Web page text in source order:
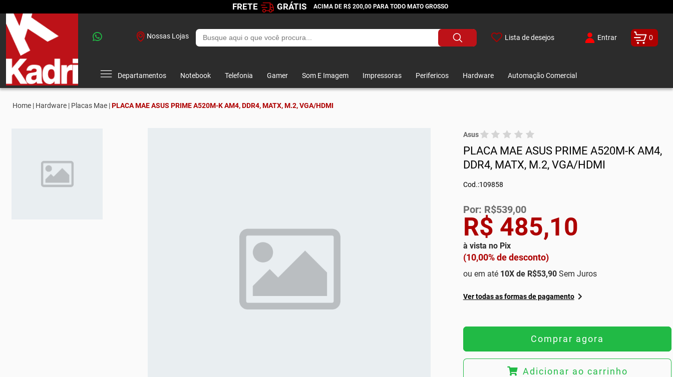
FRETE GRÁTIS ACIMA DE R$ 200,00 PARA TODO MATO GROSSO
Nossas Lojas Lista de desejos Entrar 0
Departamentos Notebook Telefonia Gamer Som E Imagem Impressoras Perifericos Hardware Automação Comercial
Home | Hardware | Placas Mae |PLACA MAE ASUS PRIME A520M-K AM4, DDR4, MATX, M.2, VGA/HDMI
Asus
PLACA MAE ASUS PRIME A520M-K AM4,
DDR4, MATX, M.2, VGA/HDMI
Cod.:109858
R$ 485,10
à vista no Pix
(10,00% de desconto)
Por: R$539,00
ou em até 10X de R$53,90 Sem Juros
Ver todas as formas de pagamento
Comprar agora
Adicionar ao carrinho